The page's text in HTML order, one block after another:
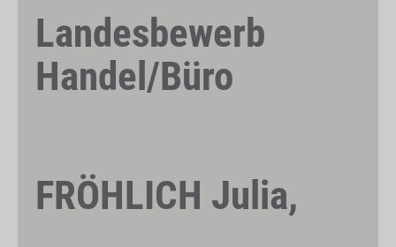
Landesbewerb
Handel/Büro
FRÖHLICH Julia,